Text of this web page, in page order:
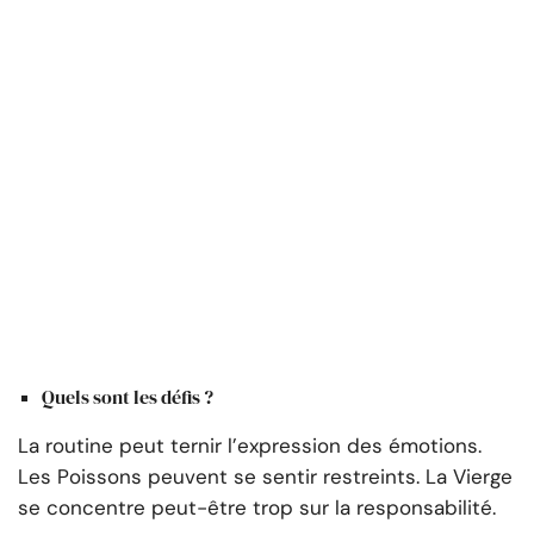
Quels sont les défis ?
La routine peut ternir l’expression des émotions.
Les Poissons peuvent se sentir restreints. La Vierge
se concentre peut-être trop sur la responsabilité.